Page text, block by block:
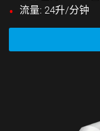
流量: 24升/分钟